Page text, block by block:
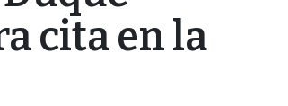
cita en la